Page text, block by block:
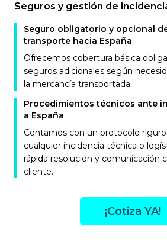
Seguros y gestión de
Seguro obligatorio y opcional
transporte hacia España
Ofrecemos cobertura básica
seguros adicionales según
la mercancía transportada.
Procedimientos técnicos ante
a España
Contamos con un protocolo
cualquier incidencia técnica o
rápida resolución y comunicación
cliente.
¡Cotiza YA!